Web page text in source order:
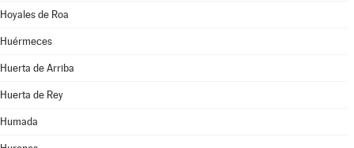
Hoyales de Roa
Huérmeces
Huerta de Arriba
Huerta de Rey
Humada